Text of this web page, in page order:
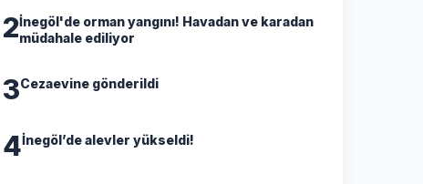
2İnegöl'de orman yangını! Havadan ve karadan
müdahale ediliyor
3Cezaevine gönderildi
4İnegöl’de alevler yükseldi!